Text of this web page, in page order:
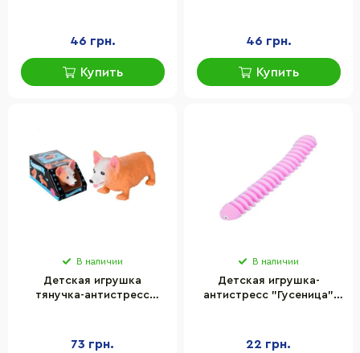
46 грн.
Купить
46 грн.
Купить
В наличии
Детская игрушка
тянучка-антистресс
73 грн.
В наличии
Детская игрушка-
антистресс "Гусеница"
22 грн.